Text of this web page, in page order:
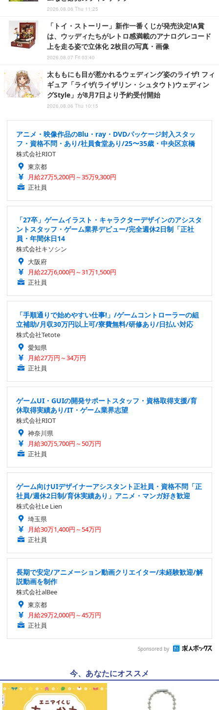
2026.08.06 Thu 11:25
「トイ・ストーリー」新作一番くじが発売決定!A賞
は、ウッディたちがレトロ感満載のアナログレコード
上を走る姿で立体化 2枚目の写真・画像
2026.08.07 Fri 03:40
太ももにも目が惹かれるウェディング姿のライザ! フィ
ギュア「ライザ(ライザリン・シュタウト)ウェディン
グStyle」が8月7日より予約受付開始
2026.08.06 Thu 10:15
アニメ・映像作品のBlu・ray・DVDパッケージ封入スタッ
フ・資格不問・あり/社員食堂あり/25〜35歳・中央区京橋
株式会社RIOT
東京都
月給27万5,200円～35万9,300円
正社員
「27卒」ゲームイラスト・キャラクターデザインのアシスタ
ントスタッフ・ゲーム業界デビュー/完全週休2日制「正社
員・年間休日14
株式会社キソシン
大阪府
月給22万6,000円～31万1,500円
正社員
「手順通りで始めやすい仕事!」/ゲームコントローラーの組
立補助/月収30万円以上可/寮費無料/研修あり/日払い対応
株式会社Tetote
愛知県
月給27万円～34万円
正社員
ゲームUI・GUIの開発サポートスタッフ・資格取得支援/育
休取得実績あり/IT・ゲーム業界志望
株式会社RIOT
神奈川県
月給30万5,700円～50万円
正社員
ゲーム向けUIデザイナーアシスタント正社員・資格不問「正
社員/週休2日制/育休実績あり」アニメ・マンガ好き歓迎
株式会社Le Lien
埼玉県
月給30万1,400円～54万円
正社員
長期で安定/アニメーション動画クリエイター/未経験歓迎/解
説動画を制作
株式会社alBee
東京都
月給29万2,000円～45万円
正社員
Sponsored by
今、あなたにオススメ